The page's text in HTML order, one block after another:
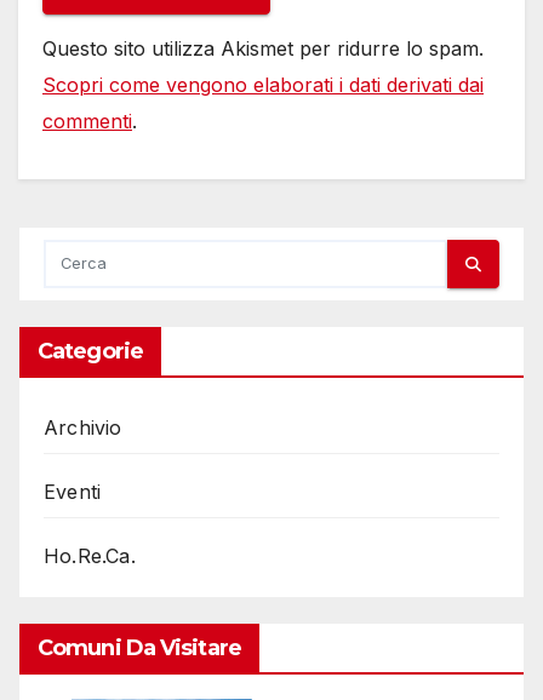
Questo sito utilizza Akismet per ridurre lo spam.
Scopri come vengono elaborati i dati derivati dai
commenti.
Categorie
Archivio
Eventi
Ho.Re.Ca.
Comuni Da Visitare